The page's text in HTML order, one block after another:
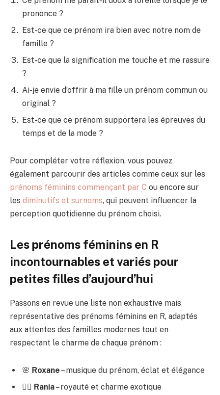
prononce ?
Est-ce que ce prénom ira bien avec notre nom de
famille ?
Est-ce que la signification me touche et me rassure
?
Ai-je envie d’offrir à ma fille un prénom commun ou
original ?
Est-ce que ce prénom supportera les épreuves du
temps et de la mode ?
Pour compléter votre réflexion, vous pouvez
également parcourir des articles comme ceux sur les
prénoms féminins commençant par C ou encore sur
les diminutifs et surnoms, qui peuvent influencer la
perception quotidienne du prénom choisi.
Les prénoms féminins en R
incontournables et variés pour
petites filles d’aujourd’hui
Passons en revue une liste non exhaustive mais
représentative des prénoms féminins en R, adaptés
aux attentes des familles modernes tout en
respectant le charme de chaque prénom :
🌸 Roxane – musique du prénom, éclat et élégance
🧚‍♀️ Rania– royauté et charme exotique